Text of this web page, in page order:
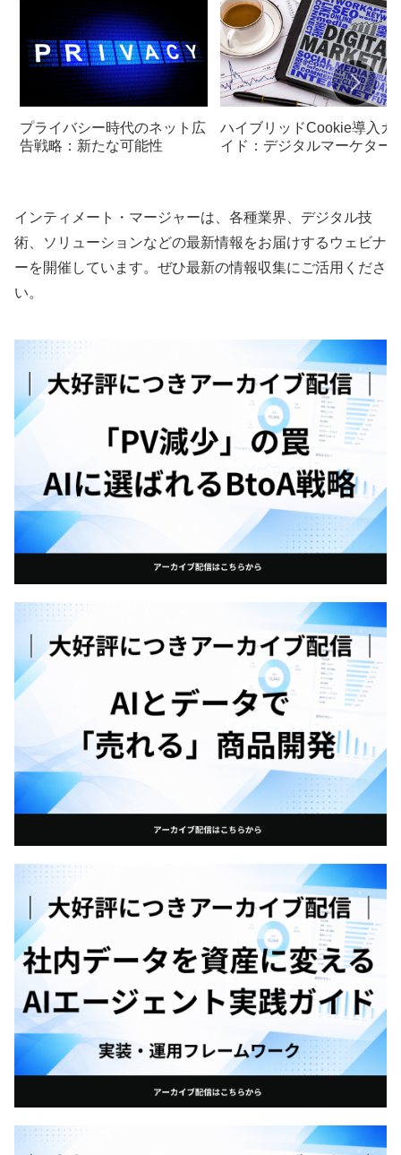
プライバシー時代のネット広
告戦略：新たな可能性
ハイブリッドCookie導入ガ
イド：デジタルマーケター
インティメート・マージャーは、各種業界、デジタル技
術、ソリューションなどの最新情報をお届けするウェビナ
ーを開催しています。ぜひ最新の情報収集にご活用くださ
い。